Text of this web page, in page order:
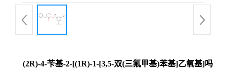
(2R)-4-苄基-2-[(1R)-1-[3,5-双(三氟甲基)苯基]乙氧基]吗